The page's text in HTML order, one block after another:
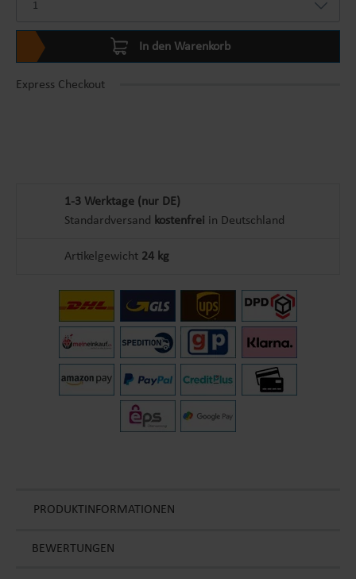
In den Warenkorb
Express Checkout
1-3 Werktage (nur DE)
Standardversand kostenfrei in Deutschland
Artikelgewicht 24 kg
PRODUKTINFORMATIONEN
BEWERTUNGEN